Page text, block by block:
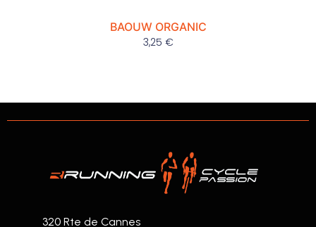
BAOUW ORGANIC
3,25 €
320 Rte de Cannes